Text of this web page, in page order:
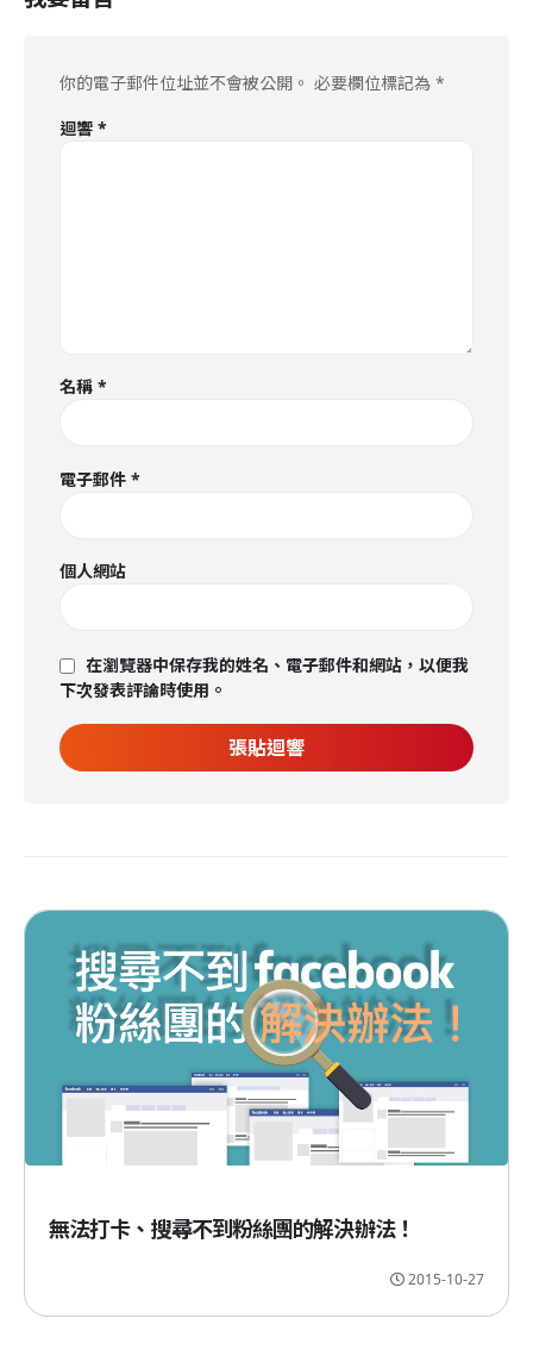
你的電子郵件位址並不會被公開。 必要欄位標記為 *
迴響 *
名稱 *
電子郵件 *
個人網站
在瀏覽器中保存我的姓名、電子郵件和網站，以便我
下次發表評論時使用。
2015-10-27
無法打卡、搜尋不到粉絲團的解決辦法！